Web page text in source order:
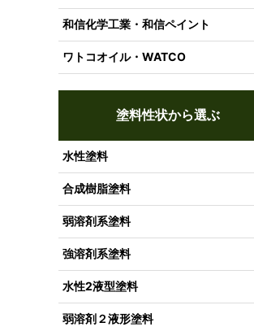
和信化学工業・和信ペイント
ワトコオイル・WATCO
塗料性状から選ぶ
水性塗料
合成樹脂塗料
弱溶剤系塗料
強溶剤系塗料
水性2液型塗料
弱溶剤２液形塗料